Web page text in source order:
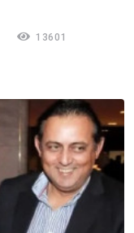
13601